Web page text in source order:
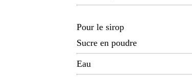
Pour le sirop
Sucre en poudre
Eau